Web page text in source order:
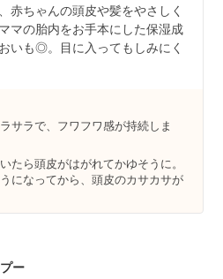
赤ちゃんの頭皮や髪をやさしく
マの胎内をお手本にした保湿成
いも◎。目に入ってもしみにく
サラで、フワフワ感が持続しま
たら頭皮がはがれてかゆそうに。
になってから、頭皮のカサカサが
ー